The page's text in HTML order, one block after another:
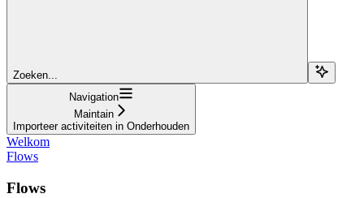
Zoeken...
Navigation
Maintain
Importeer activiteiten in Onderhouden
Welkom
Flows
Flows